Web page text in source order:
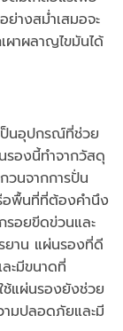
างสม่ำเสมอจะ
ผาผลาญไขมันได้
ป็นอุปกรณ์ที่ช่วย
รองนี้ทำจากวัสดุ
วนจากการปั่น
รือพื้นที่ที่ต้องคำนึง
อยขีดข่วนและ
ยาน แผ่นรองที่ดี
ะมีขนาดที่
แผ่นรองยังช่วย
มปลอดภัยและมี